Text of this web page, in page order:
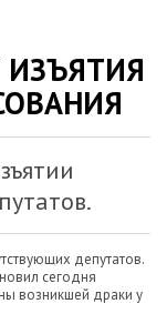
ИЗЪЯТИЯ
депутатов.
сегодня
возникшей драки у